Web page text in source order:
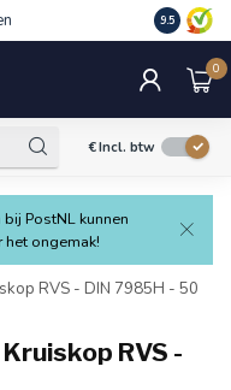
9.5
0
€Incl. btw
PostNL kunnen
ongemak!
RVS - DIN 7985H - 50
RVS -